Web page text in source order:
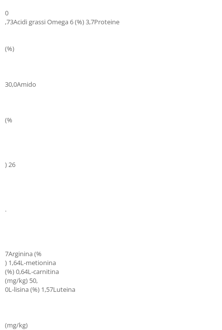
0
,73Acidi grassi Omega 6 (%) 3,7Proteine
(%)
30,0Amido
(%
) 26
.
7Arginina (%
) 1,64L-metionina
(%) 0,64L-carnitina
(mg/kg) 50,
0L-lisina (%) 1,57Luteina
(mg/kg)